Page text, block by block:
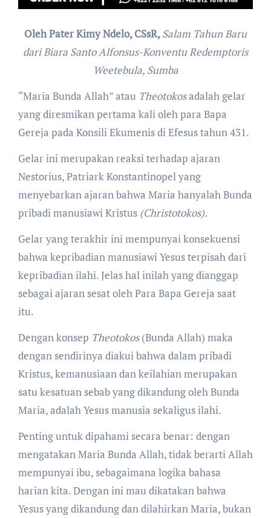
Oleh Pater Kimy Ndelo, CSsR,Salam Tahun Baru
dari Biara Santo Alfonsus-Konventu Redemptoris
Weetebula, Sumba
“Maria Bunda Allah” atau Theotokosadalah gelar
yang diresmikan pertama kali oleh para Bapa
Gereja pada Konsili Ekumenis di Efesus tahun 431.
Gelar ini merupakan reaksi terhadap ajaran
Nestorius, Patriark Konstantinopel yang
menyebarkan ajaran bahwa Maria hanyalah Bunda
pribadi manusiawi Kristus (Christotokos).
Gelar yang terakhir ini mempunyai konsekuensi
bahwa kepribadian manusiawi Yesus terpisah dari
kepribadian ilahi. Jelas hal inilah yang dianggap
sebagai ajaran sesat oleh Para Bapa Gereja saat
itu.
Dengan konsep Theotokos(Bunda Allah) maka
dengan sendirinya diakui bahwa dalam pribadi
Kristus, kemanusiaan dan keilahian merupakan
satu kesatuan sebab yang dikandung oleh Bunda
Maria, adalah Yesus manusia sekaligus ilahi.
Penting untuk dipahami secara benar: dengan
mengatakan Maria Bunda Allah, tidak berarti Allah
mempunyai ibu, sebagaimana logika bahasa
harian kita. Dengan ini mau dikatakan bahwa
Yesus yang dikandung dan dilahirkan Maria, bukan